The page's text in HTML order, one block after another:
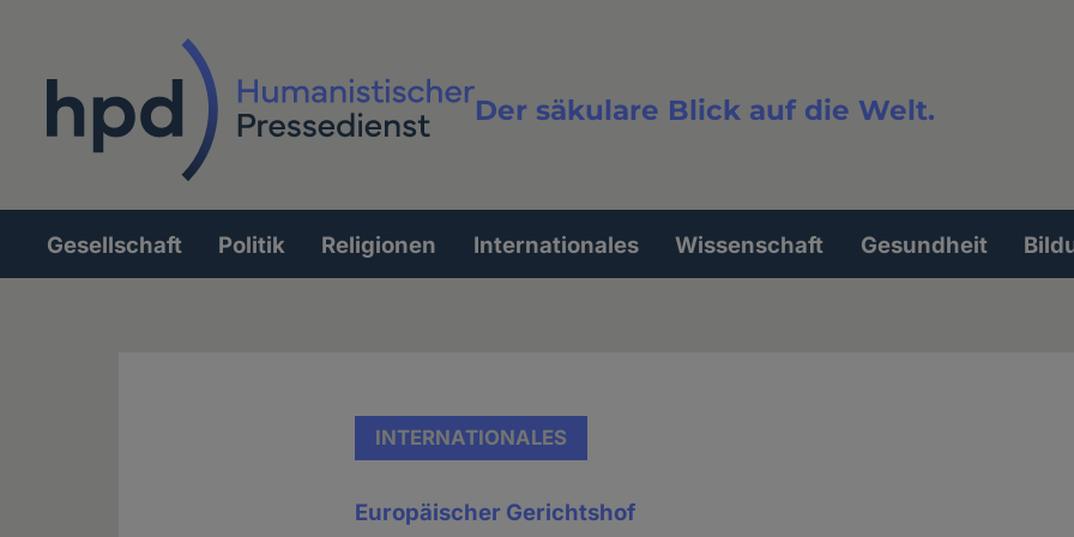
Der säkulare Blick auf die Welt.
Volltextsuche
Hauptnavigation
Gesellschaft Politik Religionen Internationales Wissenschaft Gesundheit
INTERNATIONALES
Europäischer Gerichtshof